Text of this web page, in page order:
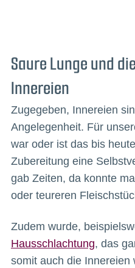
Saure Lunge und
Innereien
Zugegeben, Innereien
Angelegenheit. Für
war oder ist das bis
Zubereitung eine
gab Zeiten, da konnte
oder teureren
Zudem wurde,
Hausschlachtung, das
somit auch die Innereien